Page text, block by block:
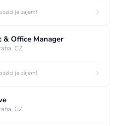
je zájem!
& Office Manager
CZ
je zájem!
CZ
za rok
internet